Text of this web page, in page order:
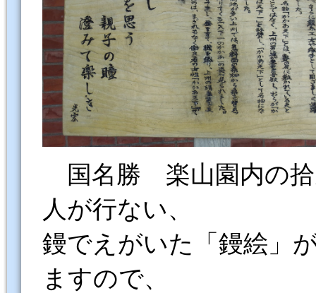
国名勝 楽山園内の拾
人が行ない、
鏝でえがいた「鏝絵」
ますので、